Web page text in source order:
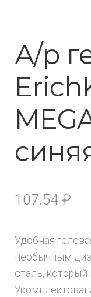
А/р
107.54 ₽
Удобная
необычным
сталь, который